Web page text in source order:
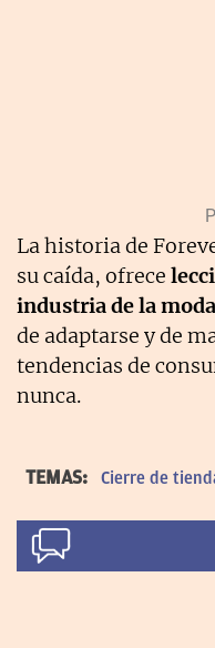
La historia de
su caída, ofrece
industria de la moda
de adaptarse y de
tendencias de
nunca.
TEMAS: Cierre de